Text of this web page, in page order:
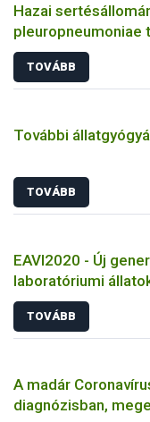
Hazai
pleuropneumoniae
TOVÁBB
További
TOVÁBB
EAVI2020 - Új
laboratóriumi
TOVÁBB
A madár
diagnózisban,